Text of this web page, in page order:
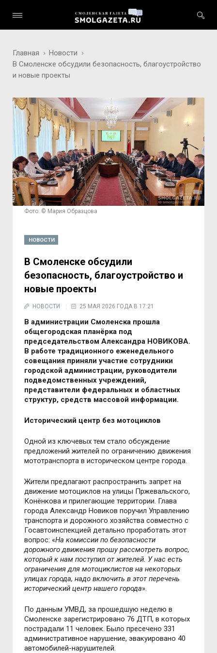
Главная
Новости
В Смоленске обсудили безопасность, благоустройство
и новые проекты
Фото: © Мария Образцова
НОВОСТИ
В Смоленске обсудили
безопасность, благоустройство и
новые проекты
НОВОСТИ 25 МАЯ 2026 ГОДА В 17:21
В администрации Смоленска прошла
общегородская планёрка под
председательством Александра НОВИКОВА.
В работе традиционного еженедельного
совещания приняли участие сотрудники
городской администрации, руководители
подведомственных учреждений,
представители федеральных и областных
структур, средств массовой информации.
Исторический центр без мотоциклов
Одной из ключевых тем стало обсуждение
предложений жителей по ограничению движения
мототранспорта в историческом центре города.
Жители предлагают распространить запрет на
движение мотоциклов на улицы Пржевальского,
Конёнкова и прилегающие территории. Глава
города Александр Новиков поручил Управлению
транспорта и дорожного хозяйства совместно с
Госавтоинспекцией детально проработать этот
вопрос: «На комиссии по безопасности
дорожного движения прошу рассмотреть вопрос,
который к нам поступил от жителей. У нас есть
ограничения для мотоциклистов на некоторых
улицах города, надо включить в этот перечень
исторический центр нашего города».
По данным УМВД, за прошедшую неделю в
Смоленске зарегистрировано 76 ДТП, в которых
пострадали 11 человек. Было пресечено 331
административное нарушение, эвакуировано 40
автомобилей-нарушителей.